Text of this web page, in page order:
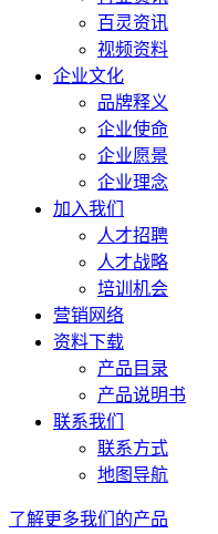
百灵资讯
视频资料
企业文化
品牌释义
企业使命
企业愿景
企业理念
加入我们
人才招聘
人才战略
培训机会
营销网络
资料下载
产品目录
产品说明书
联系我们
联系方式
地图导航
了解更多我们的产品